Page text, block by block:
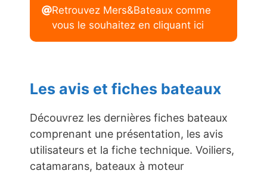
Retrouvez Mers&Bateaux comme
vous le souhaitez en cliquant ici
Les avis et fiches bateaux
Découvrez les dernières fiches bateaux
comprenant une présentation, les avis
utilisateurs et la fiche technique. Voiliers,
catamarans, bateaux à moteur